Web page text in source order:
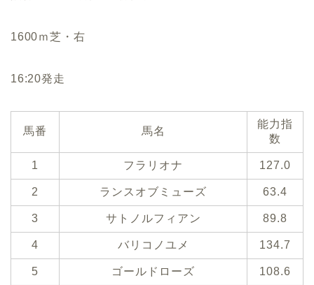
1600ｍ芝・右
16:20発走
馬番 馬名
能力指
数
1 フラリオナ 127.0
2 ランスオブミューズ 63.4
3 サトノルフィアン 89.8
4 バリコノユメ 134.7
5 ゴールドローズ 108.6